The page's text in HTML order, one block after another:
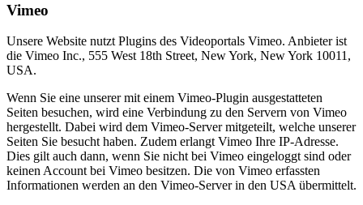
Vimeo
Unsere Website nutzt Plugins des Videoportals Vimeo. Anbieter ist
die Vimeo Inc., 555 West 18th Street, New York, New York 10011,
USA.
Wenn Sie eine unserer mit einem Vimeo-Plugin ausgestatteten
Seiten besuchen, wird eine Verbindung zu den Servern von Vimeo
hergestellt. Dabei wird dem Vimeo-Server mitgeteilt, welche unserer
Seiten Sie besucht haben. Zudem erlangt Vimeo Ihre IP-Adresse.
Dies gilt auch dann, wenn Sie nicht bei Vimeo eingeloggt sind oder
keinen Account bei Vimeo besitzen. Die von Vimeo erfassten
Informationen werden an den Vimeo-Server in den USA übermittelt.